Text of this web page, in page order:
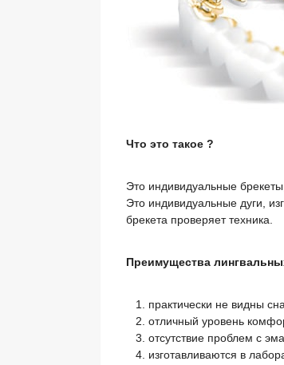
Что это такое ?
Это индивидуальные
Это индивидуальные дуги,
брекета проверяет техника.
Преимущества
практически не видны
отличный уровень
отсутствие проблем с
изготавливаются в